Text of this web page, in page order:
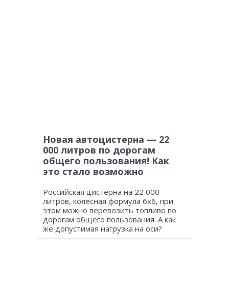
Новая автоцистерна — 22
000 литров по дорогам
общего пользования! Как
это стало возможно
Российская цистерна на 22 000
литров, колесная формула 6х6, при
этом можно перевозить топливо по
дорогам общего пользования. А как
же допустимая нагрузка на оси?